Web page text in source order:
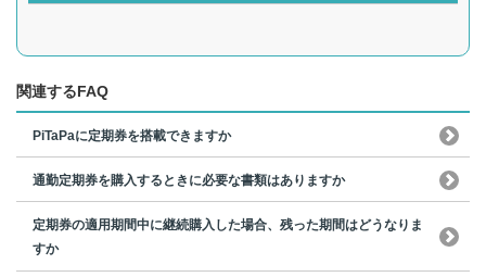
関連するFAQ
PiTaPaに定期券を搭載できますか
通勤定期券を購入するときに必要な書類はありますか
定期券の適用期間中に継続購入した場合、残った期間はどうなりま
すか